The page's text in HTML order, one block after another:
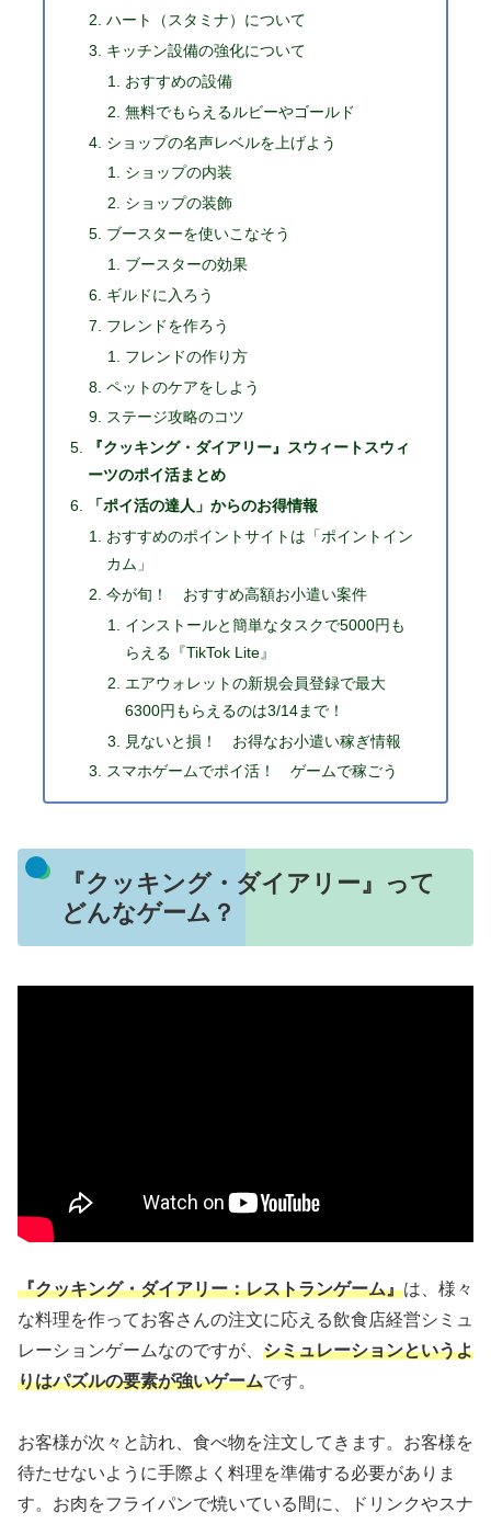
ハート（スタミナ）について
キッチン設備の強化について
おすすめの設備
無料でもらえるルビーやゴールド
ショップの名声レベルを上げよう
ショップの内装
ショップの装飾
ブースターを使いこなそう
ブースターの効果
ギルドに入ろう
フレンドを作ろう
フレンドの作り方
ペットのケアをしよう
ステージ攻略のコツ
『クッキング・ダイアリー』スウィートスウィ
ーツのポイ活まとめ
「ポイ活の達人」からのお得情報
おすすめのポイントサイトは「ポイントイン
カム」
今が旬！ おすすめ高額お小遣い案件
インストールと簡単なタスクで5000円も
らえる『TikTok Lite』
エアウォレットの新規会員登録で最大
6300円もらえるのは3/14まで！
見ないと損！ お得なお小遣い稼ぎ情報
スマホゲームでポイ活！ ゲームで稼ごう
『クッキング・ダイアリー』って
どんなゲーム？
『クッキング・ダイアリー：レストランゲーム』は、様々
な料理を作ってお客さんの注文に応える飲食店経営シミュ
レーションゲームなのですが、 シミュレーションというよ
りはパズルの要素が強いゲームです。
お客様が次々と訪れ、食べ物を注文してきます。お客様を
待たせないように手際よく料理を準備する必要がありま
す。お肉をフライパンで焼いている間に、ドリンクやスナ